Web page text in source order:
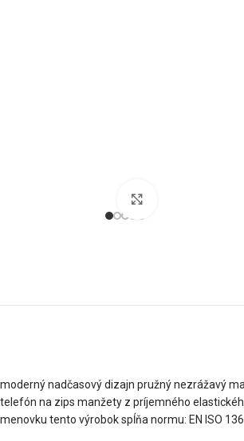
moderný nadčasový dizajn pružný nezrážavý
telefón na zips manžety z príjemného
menovku tento výrobok spĺňa normu: EN ISO